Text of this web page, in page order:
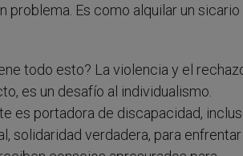
problema. Es como alquilar un sicario
todo esto? La violencia y el
es un desafío al individualismo.
es portadora de discapacidad,
solidaridad verdadera, para enfrentar